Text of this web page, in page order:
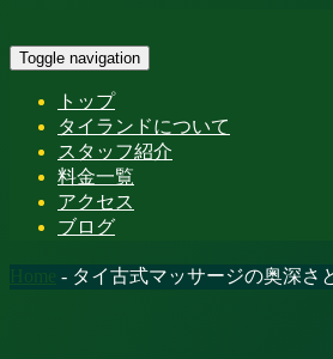
Toggle navigation
トップ
タイランドについて
スタッフ紹介
料金一覧
アクセス
ブログ
- タイ古式マッサージの奥深さ